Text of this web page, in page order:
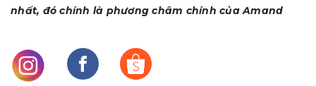
nhất, đó chính là phương châm chính của Amand